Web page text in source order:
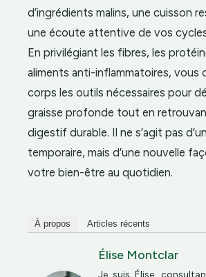
d’ingrédients malins, une cuisson
une écoute attentive de vos
En privilégiant les fibres, les
aliments anti-inflammatoires, vous
corps les outils nécessaires pour
graisse profonde tout en
digestif durable. Il ne s’agit pas
temporaire, mais d’une nouvelle
votre bien-être au quotidien.
À propos Articles récents
Élise Montclar